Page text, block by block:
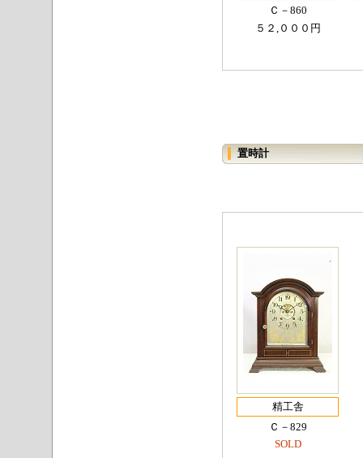
Ｃ－860
５２,０００円
置時計
精工舎
Ｃ－829
SOLD